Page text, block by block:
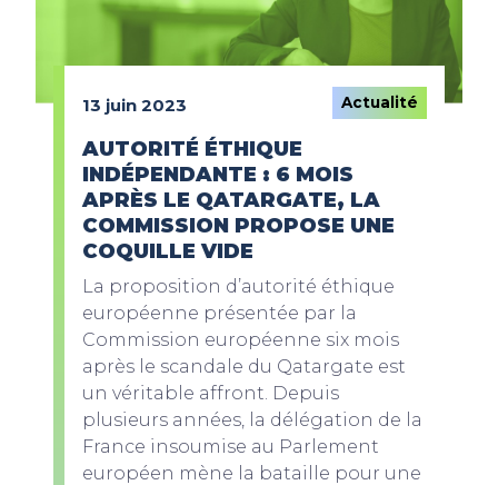
13 juin 2023 Actualité
AUTORITÉ ÉTHIQUE
INDÉPENDANTE : 6 MOIS
APRÈS LE QATARGATE, LA
COMMISSION PROPOSE UNE
COQUILLE VIDE
La proposition d’autorité éthique
européenne présentée par la
Commission européenne six mois
après le scandale du Qatargate est
un véritable affront. Depuis
plusieurs années, la délégation de la
France insoumise au Parlement
européen mène la bataille pour une